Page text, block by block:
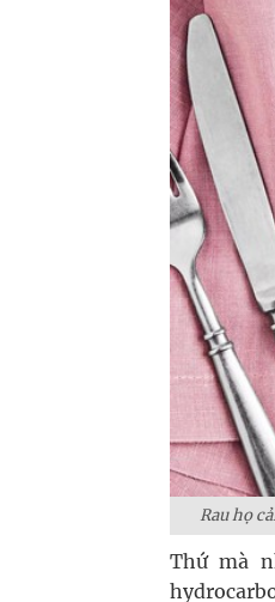
Rau họ
Thứ mà